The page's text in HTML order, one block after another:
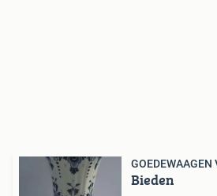
Bieden